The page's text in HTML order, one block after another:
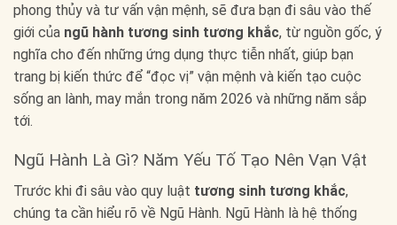
phong thủy và tư vấn vận mệnh, sẽ đưa bạn đi sâu vào thế
giới của ngũ hành tương sinh tương khắc, từ nguồn gốc, ý
nghĩa cho đến những ứng dụng thực tiễn nhất, giúp bạn
trang bị kiến thức để “đọc vị” vận mệnh và kiến tạo cuộc
sống an lành, may mắn trong năm 2026 và những năm sắp
tới.
Ngũ Hành Là Gì? Năm Yếu Tố Tạo Nên Vạn Vật
Trước khi đi sâu vào quy luật tương sinh tương khắc,
chúng ta cần hiểu rõ về Ngũ Hành. Ngũ Hành là hệ thống